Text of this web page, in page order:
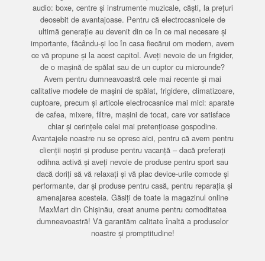
audio: boxe, centre și instrumente muzicale, căști, la prețuri
deosebit de avantajoase. Pentru că electrocasnicele de
ultimă generație au devenit din ce în ce mai necesare și
importante, făcându-și loc în casa fiecărui om modern, avem
ce vă propune și la acest capitol. Aveți nevoie de un frigider,
de o mașină de spălat sau de un cuptor cu microunde?
Avem pentru dumneavoastră cele mai recente și mai
calitative modele de mașini de spălat, frigidere, climatizoare,
cuptoare, precum și articole electrocasnice mai mici: aparate
de cafea, mixere, filtre, mașini de tocat, care vor satisface
chiar și cerințele celei mai pretențioase gospodine.
Avantajele noastre nu se opresc aici, pentru că avem pentru
clienții noștri și produse pentru vacanță – dacă preferați
odihna activă și aveți nevoie de produse pentru sport sau
dacă doriți să vă relaxați și vă plac device-urile comode și
performante, dar și produse pentru casă, pentru reparația și
amenajarea acesteia. Găsiți de toate la magazinul online
MaxMart din Chișinău, creat anume pentru comoditatea
dumneavoastră! Vă garantăm calitate înaltă a produselor
noastre și promptitudine!